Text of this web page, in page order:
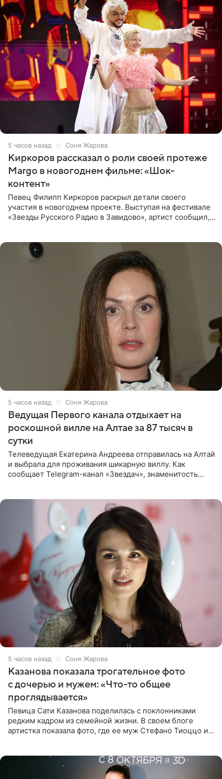
5 часов назад Соня Жарова
Киркоров рассказал о роли своей протеже
Margo в новогоднем фильме: «Шок-
контент»
Певец Филипп Киркоров раскрыл детали своего
участия в новогоднем проекте. Выступая на фестивале
«Звезды Русского Радио в Завидово», артист сообщил,
5 часов назад Соня Жарова
Ведущая Первого канала отдыхает на
роскошной вилле на Алтае за 87 тысяч в
сутки
Телеведущая Екатерина Андреева отправилась на Алтай
и выбрала для проживания шикарную виллу. Как
сообщает Telegram-канал «Звездач», знаменитость
5 часов назад Соня Жарова
Казанова показала трогательное фото
с дочерью и мужем: «Что-то общее
проглядывается»
Певица Сати Казанова поделилась с поклонниками
редким кадром из семейной жизни. В своем блоге
артистка показала фото, где ее муж Стефано Тиоццо и